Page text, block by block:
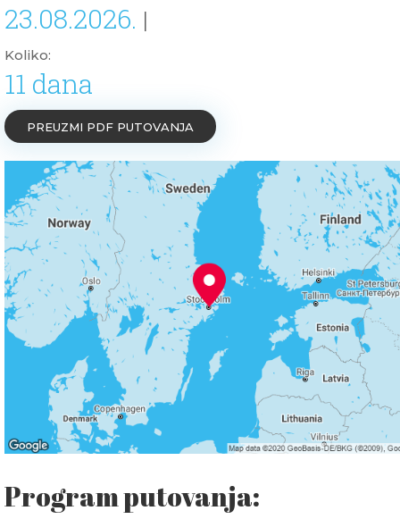
23.08.2026. |
Koliko:
11 dana
PREUZMI PDF PUTOVANJA
Program putovanja: